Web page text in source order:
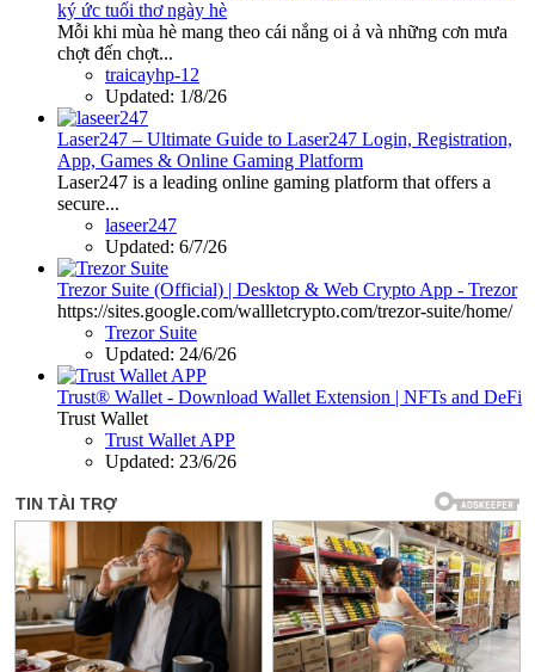
ký ức tuổi thơ ngày hè
Mỗi khi mùa hè mang theo cái nắng oi ả và những cơn mưa
chợt đến chợt...
traicayhp-12
Updated: 1/8/26
Laser247 – Ultimate Guide to Laser247 Login, Registration,
App, Games & Online Gaming Platform
Laser247 is a leading online gaming platform that offers a
secure...
laseer247
Updated: 6/7/26
Trezor Suite (Official) | Desktop & Web Crypto App - Trezor
https://sites.google.com/wallletcrypto.com/trezor-suite/home/
Trezor Suite
Updated: 24/6/26
Trust® Wallet - Download Wallet Extension | NFTs and DeFi
Trust Wallet
Trust Wallet APP
Updated: 23/6/26